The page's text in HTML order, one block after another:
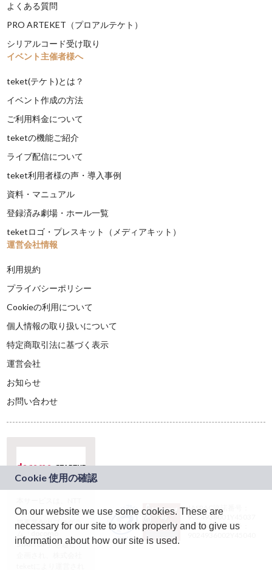
よくある質問
PRO ARTEKET（プロアルテケト）
シリアルコード受け取り
イベント主催者様へ
teket(テケト)とは？
イベント作成の方法
ご利用料金について
teketの機能ご紹介
ライブ配信について
teket利用者様の声・導入事例
資料・マニュアル
登録済み劇場・ホール一覧
teketロゴ・プレスキット（メディアキット）
運営会社情報
利用規約
プライバシーポリシー
Cookieの利用について
個人情報の取り扱いについて
特定商取引法に基づく表示
運営会社
お知らせ
お問い合わせ
ドコモグループの新
規事業創出プログラ
ム「docomo
STARTUP」を通じて
JASRAC許諾番号：
9024936001Y45037
JASRAC許諾番号：
On our website we use some cookies. These are
necessary for our site to work properly and to give us
information about how our site is used.